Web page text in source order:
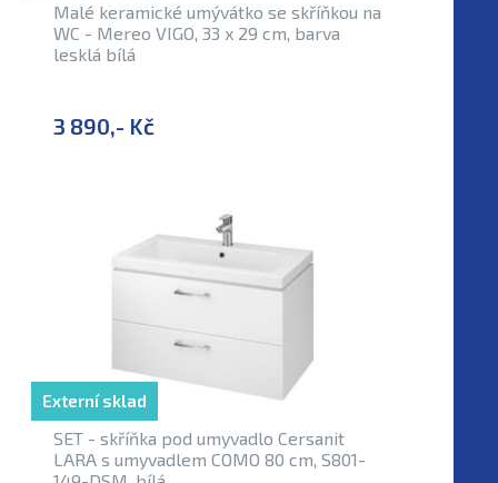
Malé keramické umývátko se skříňkou na
WC - Mereo VIGO, 33 x 29 cm, barva
lesklá bílá
3 890,- Kč
SET - skříňka pod umyvadlo Cersanit
LARA s umyvadlem COMO 80 cm, S801-
Externí sklad